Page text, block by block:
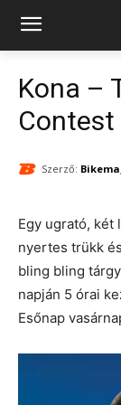
Kona –
Contest
Szerző:
Egy ugrató, két
nyertes trükk
bling bling
napján 5 órai
Esőnap